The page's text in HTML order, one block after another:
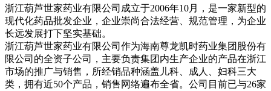
浙江葫芦世家药业有限公司成立于2006年10月，是一家新型的
现代化药品批发企业，企业崇尚合法经营、规范管理，为企业
长远发展打下坚实基础。
浙江葫芦世家药业有限公司作为海南尊龙凯时药业集团股份有
限公司的全资子公司，主要负责集团内生产企业的产品在浙江
市场的推广与销售，所经销品种涵盖儿科、成人、妇科三大
类，拥有近50个产品，销售网络遍布全省。公司目前已与26家